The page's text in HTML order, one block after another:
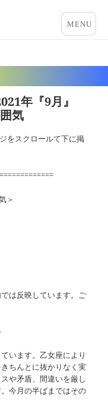
年『9月』
気
をスクロールて下に掲
＞
は反映しています。ご
います。乙女座により
ちんとに抜かりなく実
や矛盾、間違いを厳し
今月の半ばまではその